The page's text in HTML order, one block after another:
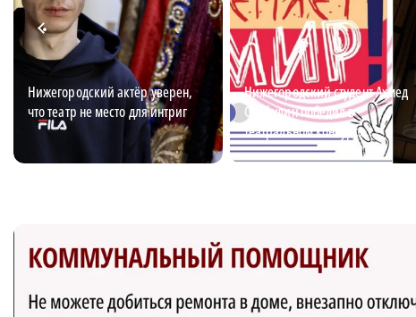
Нижегородский актёр уверен,
что театр не место для интриг
Нижегородский студент Ахмед
Сайфулин победил в
театральном конкурсе
«Табуретка»